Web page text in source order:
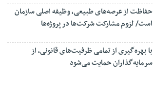
حفاظت از عرصه‌های طبیعی، وظیفه اصلی سازمان
است/ لزوم مشارکت شرکت‌ها در پروژه‌ها
با بهره‌گیری از تمامی ظرفیت‌های قانونی، از
سرمایه‌گذاران حمایت می‌شود